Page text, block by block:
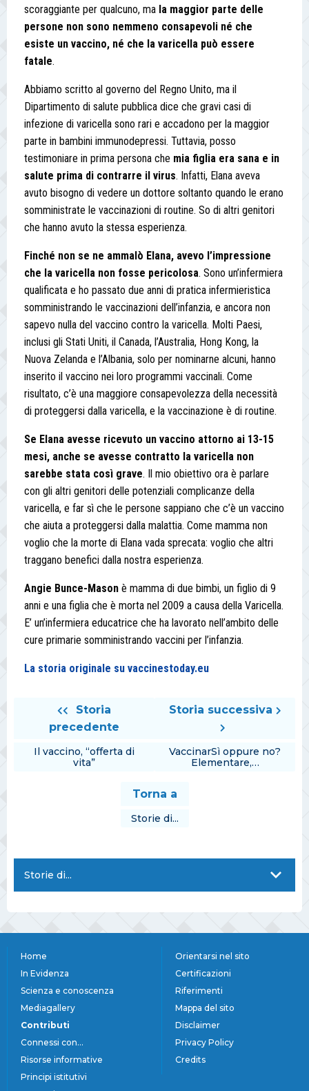
scoraggiante per qualcuno, ma la maggior parte delle
persone non sono nemmeno consapevoli né che
esiste un vaccino, né che la varicella può essere
fatale.
Abbiamo scritto al governo del Regno Unito, ma il
Dipartimento di salute pubblica dice che gravi casi di
infezione di varicella sono rari e accadono per la maggior
parte in bambini immunodepressi. Tuttavia, posso
testimoniare in prima persona che mia figlia era sana e in
salute prima di contrarre il virus. Infatti, Elana aveva
avuto bisogno di vedere un dottore soltanto quando le erano
somministrate le vaccinazioni di routine. So di altri genitori
che hanno avuto la stessa esperienza.
Finché non se ne ammalò Elana, avevo l’impressione
che la varicella non fosse pericolosa. Sono un’infermiera
qualificata e ho passato due anni di pratica infermieristica
somministrando le vaccinazioni dell’infanzia, e ancora non
sapevo nulla del vaccino contro la varicella. Molti Paesi,
inclusi gli Stati Uniti, il Canada, l’Australia, Hong Kong, la
Nuova Zelanda e l’Albania, solo per nominarne alcuni, hanno
inserito il vaccino nei loro programmi vaccinali. Come
risultato, c’è una maggiore consapevolezza della necessità
di proteggersi dalla varicella, e la vaccinazione è di routine.
Se Elana avesse ricevuto un vaccino attorno ai 13-15
mesi, anche se avesse contratto la varicella non
sarebbe stata così grave. Il mio obiettivo ora è parlare
con gli altri genitori delle potenziali complicanze della
varicella, e far sì che le persone sappiano che c’è un vaccino
che aiuta a proteggersi dalla malattia. Come mamma non
voglio che la morte di Elana vada sprecata: voglio che altri
traggano benefici dalla nostra esperienza.
Angie Bunce-Mason è mamma di due bimbi, un figlio di 9
anni e una figlia che è morta nel 2009 a causa della Varicella.
E’ un’infermiera educatrice che ha lavorato nell’ambito delle
cure primarie somministrando vaccini per l’infanzia.
La storia originale su vaccinestoday.eu
Storia
precedente
Il vaccino, “offerta di
vita”
Storia successiva
VaccinarSì oppure no?
Elementare,…
Torna a
Storie di...
Storie di...
Home
In Evidenza
Scienza e conoscenza
Mediagallery
Contributi
Connessi con...
Risorse informative
Principi istitutivi
Orientarsi nel sito
Certificazioni
Riferimenti
Mappa del sito
Disclaimer
Privacy Policy
Credits